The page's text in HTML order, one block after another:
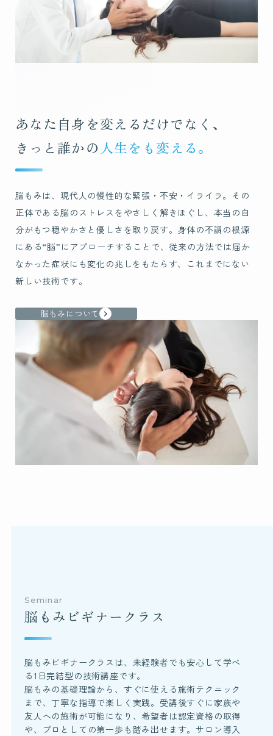
あなた自身を変えるだけでなく、
きっと誰かの 人生をも変える。
脳もみは、現代人の慢性的な緊張・不安・イライラ。 その
正体である脳のストレスをやさしく解きほぐし、本当の自
分がもつ穏やかさと優しさを取り戻す。身体の不調の根源
にある“脳”にアプローチすることで、従来の方法では届か
なかった症状にも変化の兆しをもたらす、これまでにない
新しい技術です。
脳もみについて
Seminar
脳もみビギナークラス
脳もみビギナークラスは、未経験者でも安心して学べ
る1日完結型の技術講座です。
脳もみの基礎理論から、すぐに使える施術テクニック
まで、丁寧な指導で楽しく実践。受講後すぐに家族や
友人への施術が可能になり、希望者は認定資格の取得
や、プロとしての第一歩も踏み出せます。サロン導入